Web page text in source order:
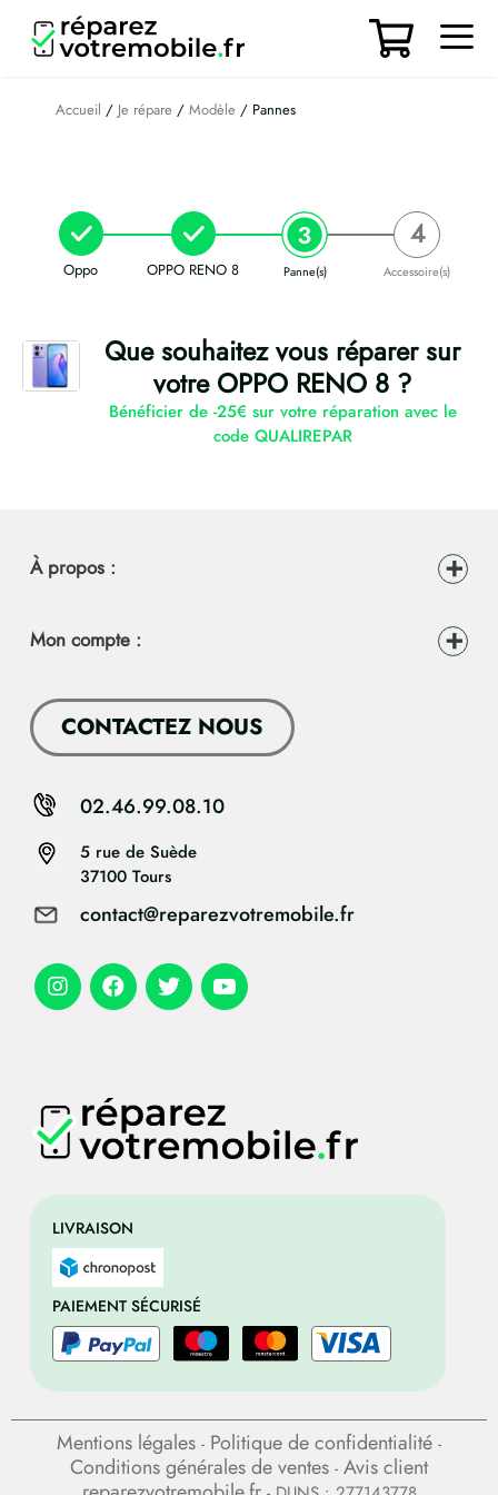
contenu
Accueil / Je répare / Modèle / Pannes
Oppo OPPO RENO 8 Panne(s) Accessoire(s)
Que souhaitez vous réparer sur
votre OPPO RENO 8 ?
Bénéficier de -25€ sur votre réparation avec le
code QUALIREPAR
LIVRAISON
PAIEMENT SÉCURISÉ
À propos :
Mon compte :
CONTACTEZ NOUS
5 rue de Suède
37100 Tours
contact@reparezvotremobile.fr
02.46.99.08.10
Mentions légales - Politique de confidentialité -
Conditions générales de ventes - Avis client